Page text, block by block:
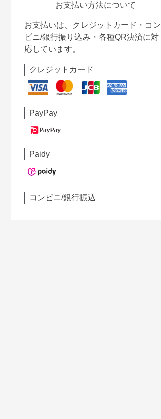
お支払い方法について
お支払いは、クレジットカード・コン
ビニ/銀行振り込み・各種QR決済に対
応しています。
クレジットカード
PayPay
Paidy
コンビニ/銀行振込